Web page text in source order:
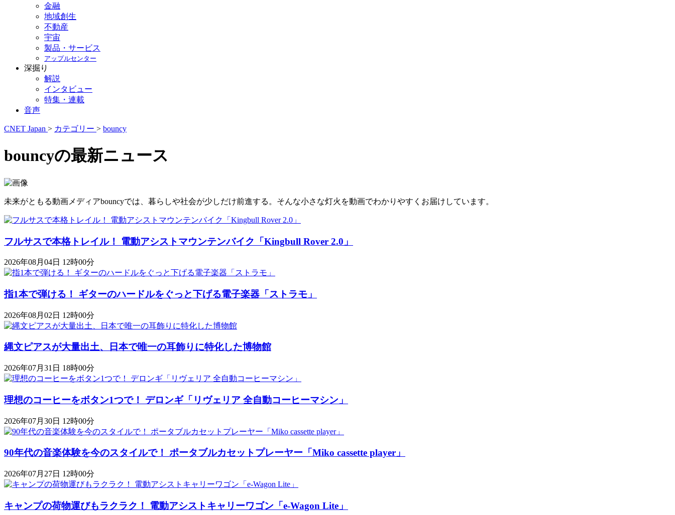
金融
地域創生
不動産
宇宙
製品・サービス
アップルセンター
深掘り
解説
インタビュー
特集・連載
音声
CNET Japan > カテゴリー > bouncy
bouncyの最新ニュース
未来がともる動画メディアbouncyでは、暮らしや社会が少しだけ前進する。そんな小さな灯火を動画でわかりやすくお届けしています。
フルサスで本格トレイル！ 電動アシストマウンテンバイク「Kingbull Rover 2.0」
2026年08月04日 12時00分
指1本で弾ける！ ギターのハードルをぐっと下げる電子楽器「ストラモ」
2026年08月02日 12時00分
縄文ピアスが大量出土、日本で唯一の耳飾りに特化した博物館
2026年07月31日 18時00分
理想のコーヒーをボタン1つで！ デロンギ「リヴェリア 全自動コーヒーマシン」
2026年07月30日 12時00分
90年代の音楽体験を今のスタイルで！ ポータブルカセットプレーヤー「Miko cassette player」
2026年07月27日 12時00分
キャンプの荷物運びもラクラク！ 電動アシストキャリーワゴン「​​e-Wagon Lite」